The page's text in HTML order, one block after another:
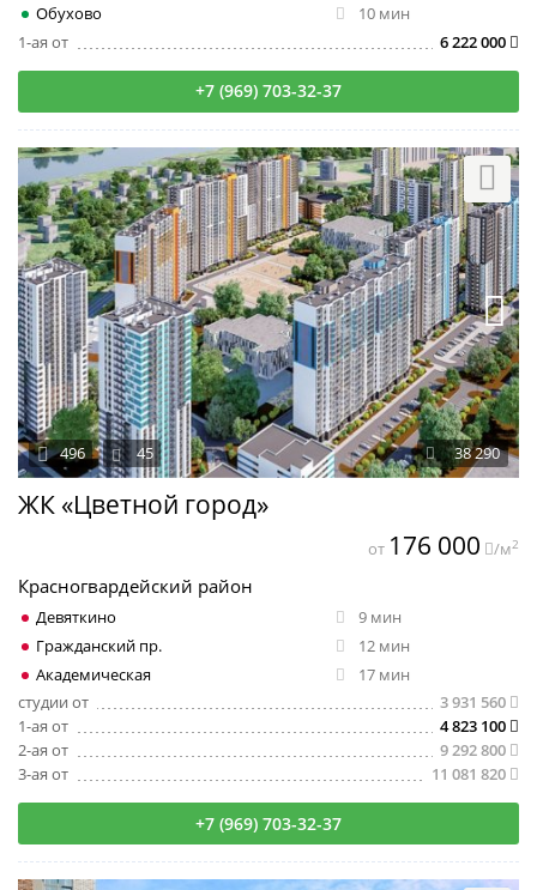
Обухово
10 мин
1-ая от
6 222 000
+7 (969) 703-32-37
ЖК «Цветной город»
38 290
496 45
Красногвардейский район
Девяткино
9 мин
Гражданский пр.
12 мин
Академическая
17 мин
студии от
3 931 560
1-ая от
4 823 100
2-ая от
9 292 800
3-ая от
11 081 820
от 176 000 /м2
+7 (969) 703-32-37